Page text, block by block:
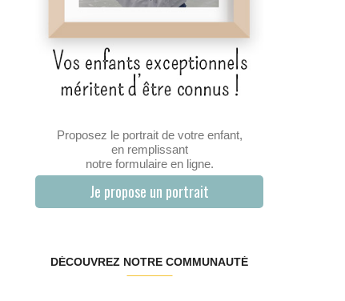
Proposez le portrait de votre enfant,
en remplissant
notre formulaire en ligne.
Je propose un portrait
DÉCOUVREZ NOTRE COMMUNAUTÉ